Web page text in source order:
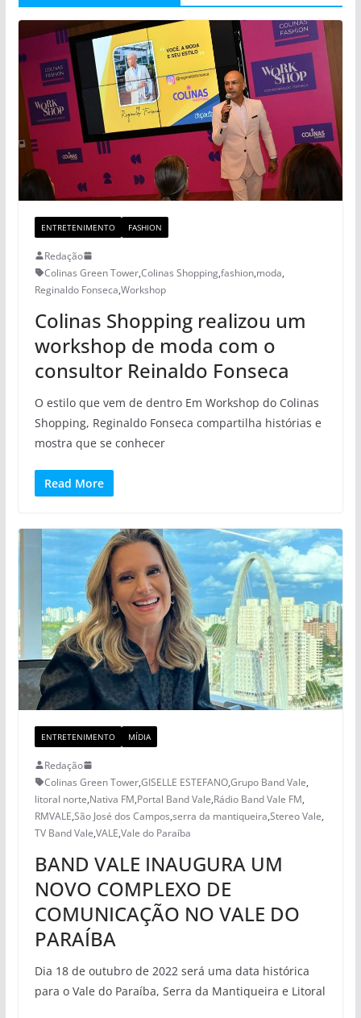
ENTRETENIMENTO FASHION
Redação
Colinas Green Tower,Colinas Shopping,fashion,moda,
Reginaldo Fonseca,Workshop
Colinas Shopping realizou um
workshop de moda com o
consultor Reinaldo Fonseca
O estilo que vem de dentro Em Workshop do Colinas
Shopping, Reginaldo Fonseca compartilha histórias e
mostra que se conhecer
Read More
ENTRETENIMENTO MÍDIA
Redação
Colinas Green Tower,GISELLE ESTEFANO,Grupo Band Vale,
litoral norte,Nativa FM,Portal Band Vale,Rádio Band Vale FM,
RMVALE,São José dos Campos,serra da mantiqueira,Stereo Vale,
TV Band Vale,VALE,Vale do Paraíba
BAND VALE INAUGURA UM
NOVO COMPLEXO DE
COMUNICAÇÃO NO VALE DO
PARAÍBA
Dia 18 de outubro de 2022 será uma data histórica
para o Vale do Paraíba, Serra da Mantiqueira e Litoral